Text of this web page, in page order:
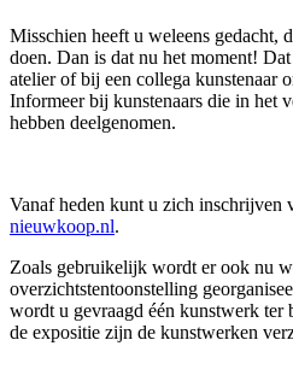
Misschien heeft u weleens gedacht,
doen. Dan is dat nu het moment!
atelier of bij een collega kunstenaar
Informeer bij kunstenaars die in het
hebben deelgenomen.
Vanaf heden kunt u zich inschrijven
nieuwkoop.nl.
Zoals gebruikelijk wordt er ook nu
overzichtstentoonstelling
wordt u gevraagd één kunstwerk ter
de expositie zijn de kunstwerken